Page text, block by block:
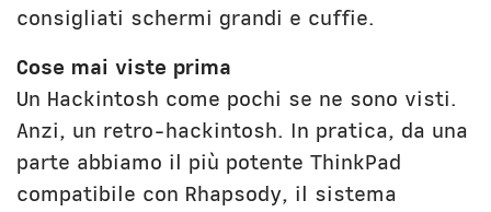
consigliati schermi grandi e cuffie.
Cose mai viste prima
Un Hackintosh come pochi se ne sono visti.
Anzi, un retro-hackintosh. In pratica, da una
parte abbiamo il più potente ThinkPad
compatibile con Rhapsody, il sistema